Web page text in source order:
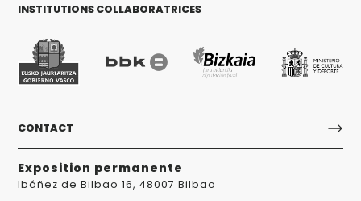
INSTITUTIONS COLLABORATRICES
CONTACT
Exposition permanente
Ibáñez de Bilbao 16, 48007 Bilbao